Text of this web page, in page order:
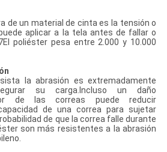
de un material de cinta es la tensión o
aplicar a la tela antes de fallar o
poliéster pesa entre 2.000 y 10.000
la abrasión es extremadamente
su carga.Incluso un daño
de las correas puede reducir
de una correa para sujetar
de que la correa falle durante
son más resistentes a la abrasión